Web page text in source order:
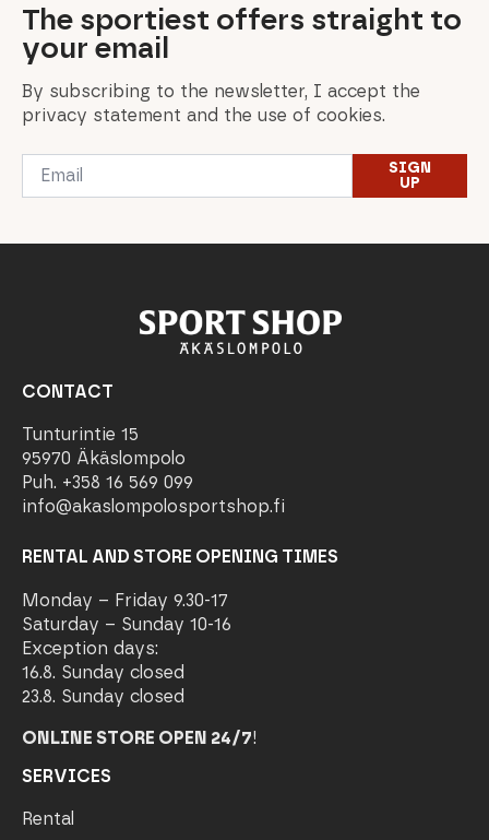
The sportiest offers straight to
your email
By subscribing to the newsletter, I accept the
privacy statement and the use of cookies.
Email
SIGN
UP
CONTACT
Tunturintie 15
95970 Äkäslompolo
Puh. +358 16 569 099
info@akaslompolosportshop.fi
RENTAL AND STORE OPENING TIMES
Monday – Friday 9.30-17
Saturday – Sunday 10-16
Exception days:
16.8. Sunday closed
23.8. Sunday closed
ONLINE STORE OPEN 24/7!
SERVICES
Rental